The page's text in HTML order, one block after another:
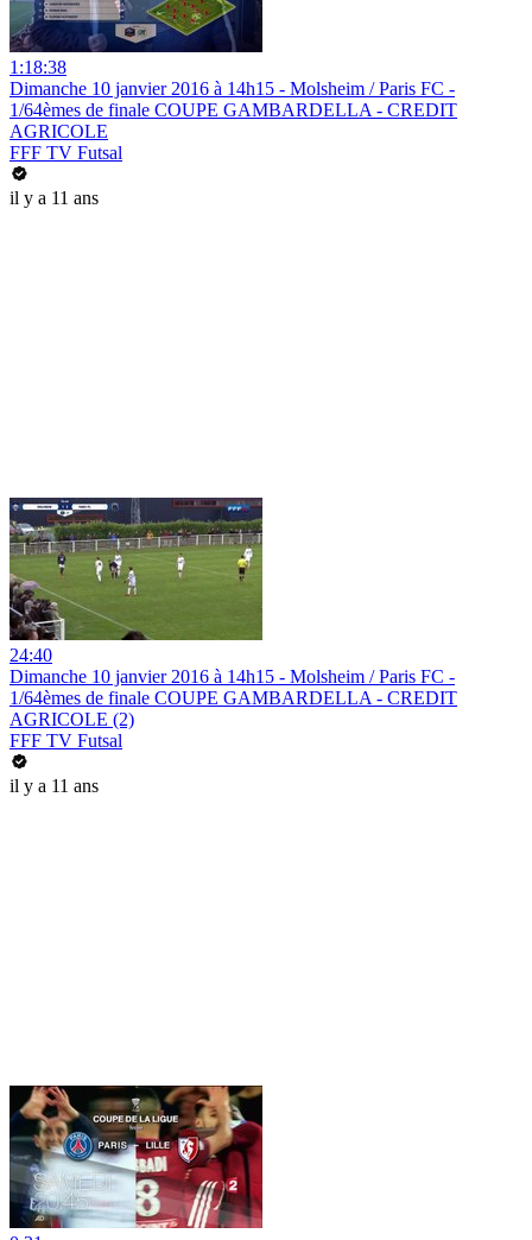
1:18:38
Dimanche 10 janvier 2016 à 14h15 - Molsheim / Paris FC -
1/64èmes de finale COUPE GAMBARDELLA - CREDIT
AGRICOLE
FFF TV Futsal
il y a 11 ans
24:40
Dimanche 10 janvier 2016 à 14h15 - Molsheim / Paris FC -
1/64èmes de finale COUPE GAMBARDELLA - CREDIT
AGRICOLE (2)
FFF TV Futsal
il y a 11 ans